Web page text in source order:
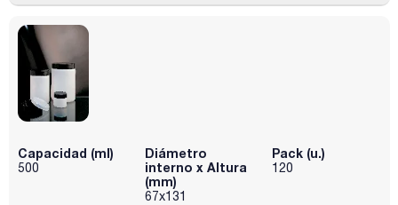
Capacidad (ml)
500
Diámetro
interno x Altura
(mm)
67x131
Pack (u.)
120